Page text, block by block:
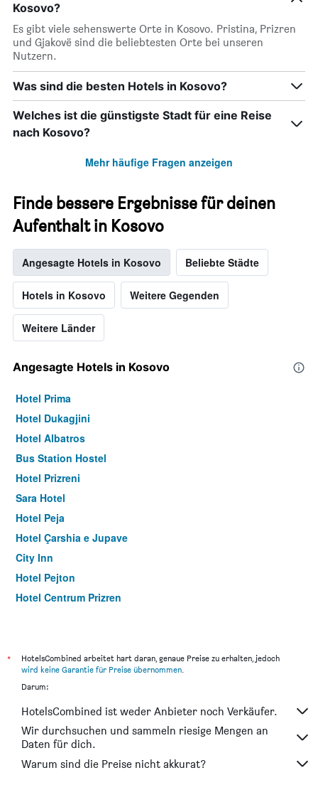
Kosovo?
Es gibt viele sehenswerte Orte in Kosovo. Pristina, Prizren
und Gjakovë sind die beliebtesten Orte bei unseren
Nutzern.
Was sind die besten Hotels in Kosovo?
Welches ist die günstigste Stadt für eine Reise
nach Kosovo?
Mehr häufige Fragen anzeigen
Finde bessere Ergebnisse für deinen
Aufenthalt in Kosovo
Angesagte Hotels in Kosovo Beliebte Städte
Hotels in Kosovo Weitere Gegenden
Weitere Länder
Angesagte Hotels in Kosovo
Hotel Prima
Hotel Dukagjini
Hotel Albatros
Bus Station Hostel
Hotel Prizreni
Sara Hotel
Hotel Peja
Hotel Çarshia e Jupave
City Inn
Hotel Pejton
Hotel Centrum Prizren
Hotel Kacinari
ParkHotel by Vali Ranch Resort
Urban Boutique Hotel
Saray Hotel
Venus Hotel Pristina
*
HotelsCombined arbeitet hart daran, genaue Preise zu erhalten, jedoch
wird keine Garantie für Preise übernommen.
Darum:
HotelsCombined ist weder Anbieter noch Verkäufer.
Wir durchsuchen und sammeln riesige Mengen an
Daten für dich.
Warum sind die Preise nicht akkurat?